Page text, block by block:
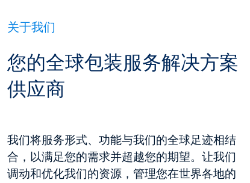
关于我们
您的全球包装服务解决方案
供应商
我们将服务形式、功能与我们的全球足迹相结
合，以满足您的需求并超越您的期望。让我们
调动和优化我们的资源，管理您在世界各地的